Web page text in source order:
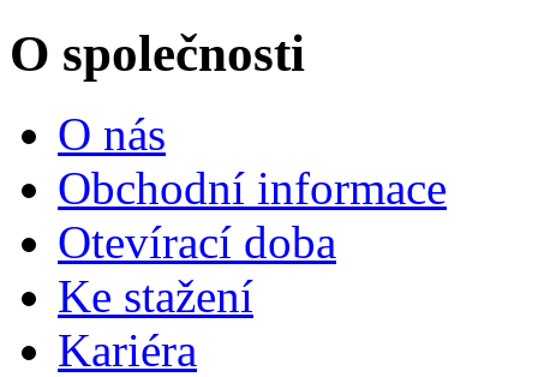
O společnosti
O nás
Obchodní informace
Otevírací doba
Ke stažení
Kariéra